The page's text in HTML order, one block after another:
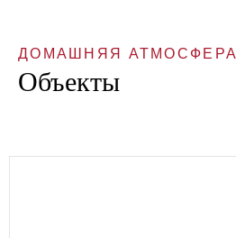
ДОМАШНЯЯ АТМОСФЕРА
Объекты